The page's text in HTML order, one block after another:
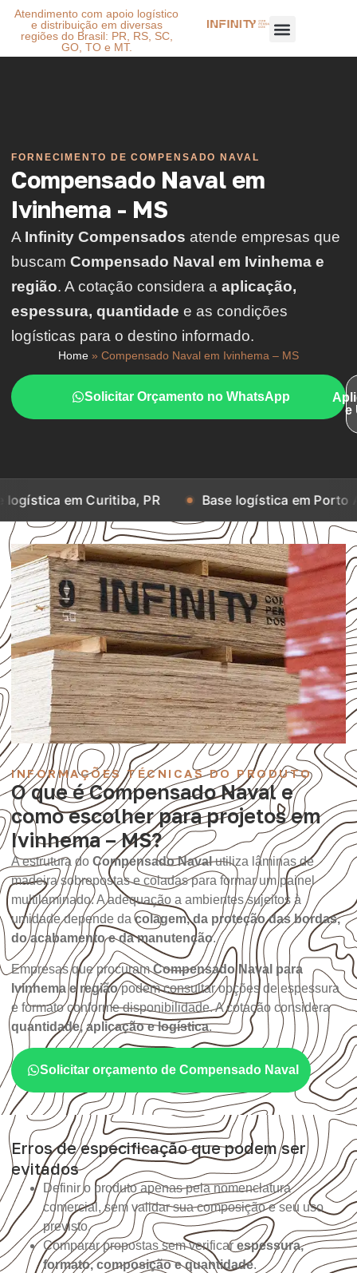
Atendimento com apoio logístico
e distribuição em diversas
regiões do Brasil: PR, RS, SC,
GO, TO e MT.
FORNECIMENTO DE COMPENSADO NAVAL
Compensado Naval em
Ivinhema - MS
A Infinity Compensados atende empresas que
buscam Compensado Naval em Ivinhema e
região. A cotação considera a aplicação,
espessura, quantidade e as condições
logísticas para o destino informado.
Home » Compensado Naval em Ivinhema – MS
Solicitar Orçamento no WhatsApp
e
Curitiba, PR Base logística em Porto Alegre, RS
INFORMAÇÕES TÉCNICAS DO PRODUTO
O que é Compensado Naval e
como escolher para projetos em
Ivinhema – MS?
A estrutura do Compensado Navalutiliza lâminas de
madeira sobrepostas e coladas para formar um painel
multilaminado. A adequação a ambientes sujeitos à
umidade depende dacolagem, da proteção das bordas,
do acabamento e da manutenção.
Empresas que procuramCompensado Naval para
Ivinhema e regiãopodem consultar opções de espessura
e formato conforme disponibilidade. A cotação considera
quantidade, aplicação e logística.
Solicitar orçamento de Compensado Naval
Erros de especificação que podem ser
evitados
Definir o produto apenas pela nomenclatura
comercial, sem validar sua composição e seu uso
previsto.
Comparar propostas sem verificarespessura,
formato, composição e quantidade.